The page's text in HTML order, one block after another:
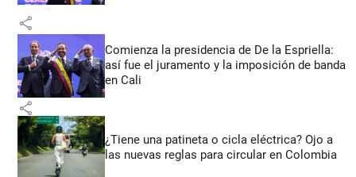
share
Comienza la presidencia de De la Espriella:
así fue el juramento y la imposición de banda
en Cali
share
¿Tiene una patineta o cicla eléctrica? Ojo a
las nuevas reglas para circular en Colombia